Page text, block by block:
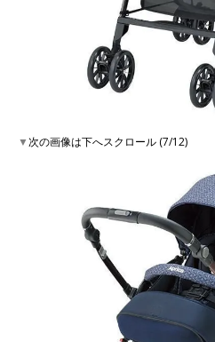
▼次の画像は下へスクロール (7/12)